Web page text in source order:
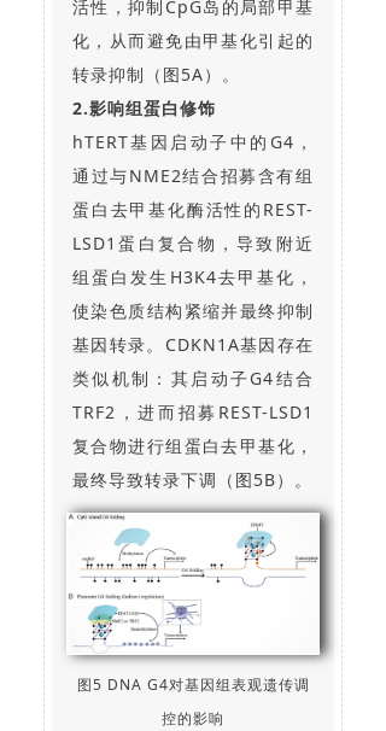
活性，抑制CpG岛的局部甲基
化，从而避免由甲基化引起的
转录抑制（图5A）。
2.影响组蛋白修饰
hTERT基因启动子中的G4，
通过与NME2结合招募含有组
蛋白去甲基化酶活性的REST-
LSD1蛋白复合物，导致附近
组蛋白发生H3K4去甲基化，
使染色质结构紧缩并最终抑制
基因转录。CDKN1A基因存在
类似机制：其启动子G4结合
TRF2，进而招募REST-LSD1
复合物进行组蛋白去甲基化，
最终导致转录下调（图5B）。
图5 DNA G4对基因组表观遗传调
控的影响